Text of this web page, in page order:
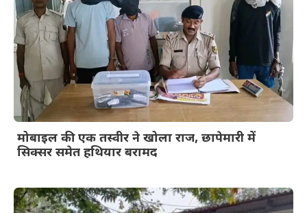
मोबाइल की एक तस्वीर ने खोला राज, छापेमारी में
सिक्सर समेत हथियार बरामद